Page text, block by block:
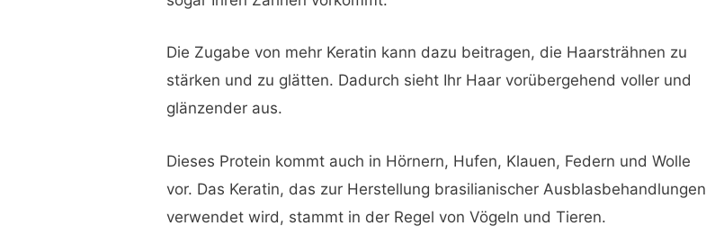
Die Zugabe von mehr Keratin kann dazu beitragen, die Haarsträhnen zu
stärken und zu glätten. Dadurch sieht Ihr Haar vorübergehend voller und
glänzender aus.
Dieses Protein kommt auch in Hörnern, Hufen, Klauen, Federn und Wolle
vor. Das Keratin, das zur Herstellung brasilianischer Ausblasbehandlungen
verwendet wird, stammt in der Regel von Vögeln und Tieren.